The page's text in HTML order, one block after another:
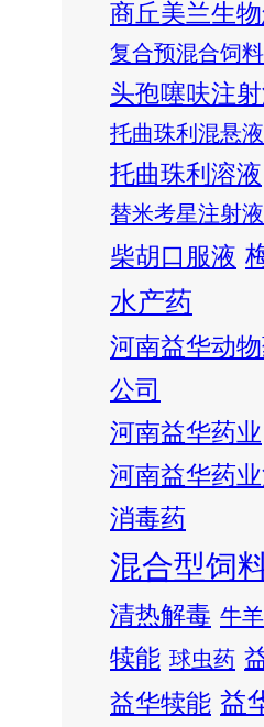
商丘美兰生
复合预混合饲料
头孢噻呋注
托曲珠利混悬液
托曲珠利溶液
替米考星注射液
柴胡口服液
水产药
河南益华动
公司
河南益华药业
河南益华药
消毒药
混合型饲
清热解毒 牛
犊能 球虫药
益华犊能 益